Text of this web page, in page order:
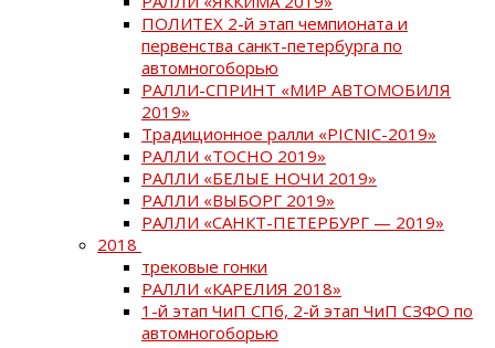
ПОЛИТЕХ 2-й этап чемпионата и
первенства санкт-петербурга по
автомногоборью
РАЛЛИ-СПРИНТ «МИР АВТОМОБИЛЯ
2019»
Традиционное ралли «PICNIC-2019»
РАЛЛИ «ТОСНО 2019»
РАЛЛИ «БЕЛЫЕ НОЧИ 2019»
РАЛЛИ «ВЫБОРГ 2019»
РАЛЛИ «САНКТ-ПЕТЕРБУРГ — 2019»
2018
трековые гонки
РАЛЛИ «КАРЕЛИЯ 2018»
1-й этап ЧиП СПб, 2-й этап ЧиП СЗФО по
автомногоборью